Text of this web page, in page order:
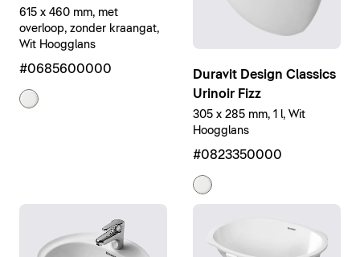
615 x 460 mm, met
overloop, zonder kraangat,
Wit Hoogglans
#0685600000
Duravit Design Classics
Urinoir Fizz
305 x 285 mm, 1 l, Wit
Hoogglans
#0823350000